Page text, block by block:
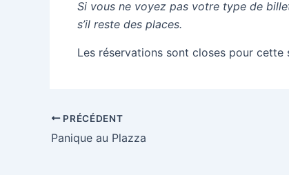
Si vous ne voyez pas votre type de
s’il reste des places.
Les réservations sont closes pour cette
PRÉCÉDENT
Panique au Plazza